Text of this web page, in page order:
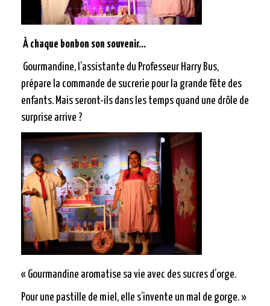
À chaque bonbon son souvenir…
Gourmandine, l’assistante du Professeur Harry Bus,
prépare la commande de sucrerie pour la grande fête des
enfants. Mais seront-ils dans les temps quand une drôle de
surprise arrive ?
« Gourmandine aromatise sa vie avec des sucres d’orge.
Pour une pastille de miel, elle s’invente un mal de gorge. »